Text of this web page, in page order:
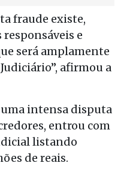
fraude existe,
e
será amplamente
afirmou a
uma intensa disputa
entrou com
listando
de reais.